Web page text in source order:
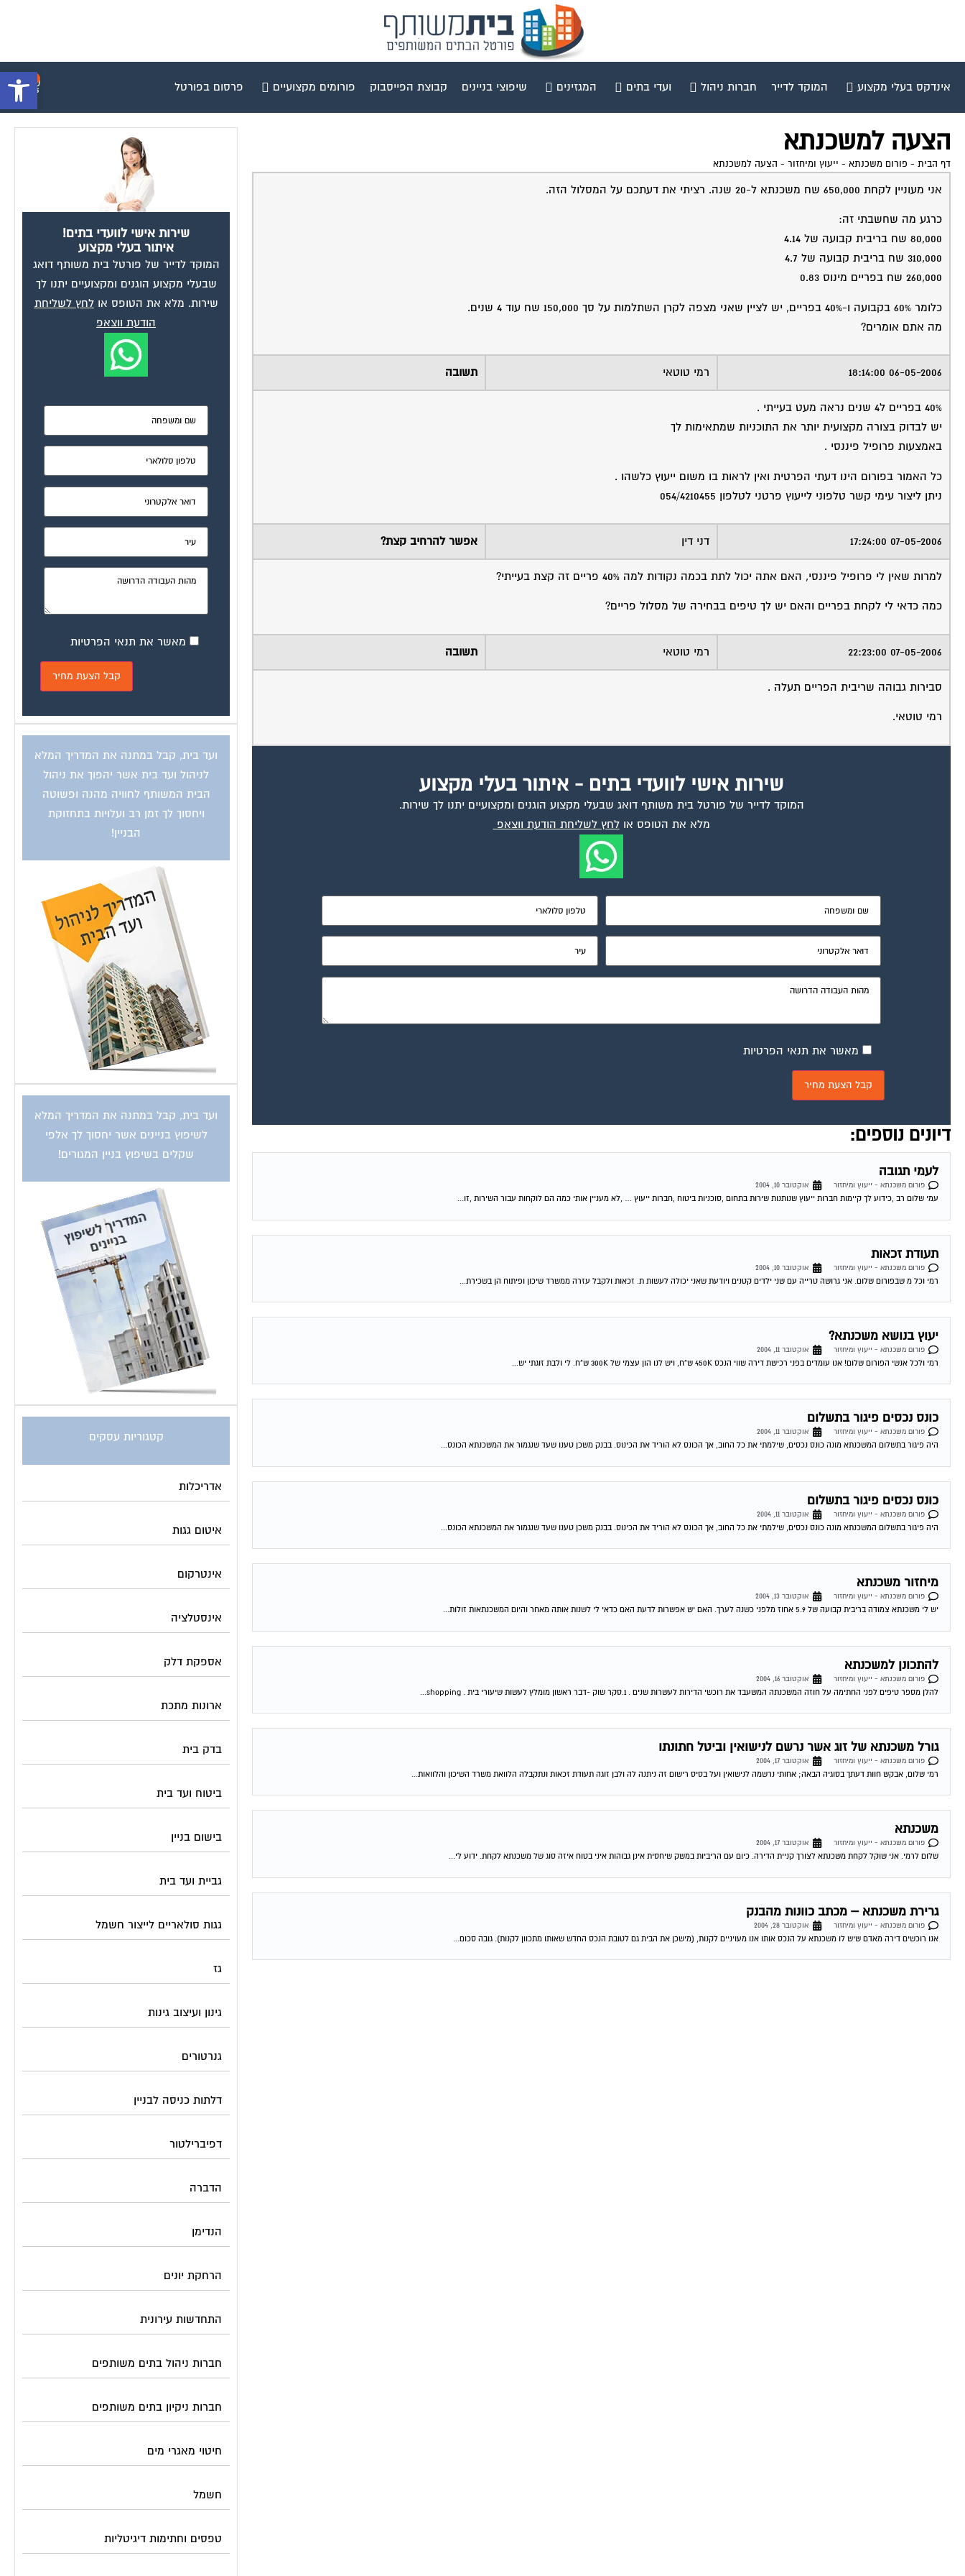
פתח אינדקס בעלי מקצוע המוקד לדייר חברות ניהול ועדי בתים המגזינים שיפוצי בניינים קבוצת הפייסבוק פורומים מקצועיים פרסום בפורטל
הצעה למשכנתא
דף הבית - פורום משכנתא - ייעוץ ומיחזור - הצעה למשכנתא
אני מעוניין לקחת 650,000 שח משכנתא ל-20 שנה. רציתי את דעתכם על המסלול הזה.
כרגע מה שחשבתי זה:
80,000 שח בריבית קבועה של 4.14
310,000 שח בריבית קבועה של 4.7
260,000 שח בפריים מינוס 0.83
כלומר 60% בקבועה ו-40% בפריים, יש לציין שאני מצפה לקרן השתלמות על סך 150,000 שח עוד 4 שנים.
מה אתם אומרים?
06-05-2006 18:14:00 רמי טוטאי תשובה
40% בפריים ל4 שנים נראה מעט בעייתי .
יש לבדוק בצורה מקצועית יותר את התוכניות שמתאימות לך
באמצעות פרופיל פיננסי .
כל האמור בפורום הינו דעתי הפרטית ואין לראות בו משום ייעוץ כלשהו .
ניתן ליצור עימי קשר טלפוני לייעוץ פרטני לטלפון 054/4210455
07-05-2006 17:24:00 דני דין אפשר להרחיב קצת?
למרות שאין לי פרופיל פיננסי, האם אתה יכול לתת בכמה נקודות למה 40% פריים זה קצת בעייתי?
כמה כדאי לי לקחת בפריים והאם יש לך טיפים בבחירה של מסלול פריים?
07-05-2006 22:23:00 רמי טוטאי תשובה
סבירות גבוהה שריבית הפריים תעלה .
רמי טוטאי.
שירות אישי לוועדי בתים - איתור בעלי מקצוע
המוקד לדייר של פורטל בית משותף דואג שבעלי מקצוע הוגנים ומקצועיים יתנו לך שירות.
מלא את הטופס אולחץ לשליחת הודעת ווצאפ
מאשר את תנאי הפרטיות
דיונים נוספים:
לעמי תגובה
פורום משכנתא - ייעוץ ומיחזור
אוקטובר 10, 2004
עמי שלום רב ,כידוע לך קיימות חברות ייעוץ שנותנות שירות בתחום ,סוכניות ביטוח ,חברות ייעוץ … ,לא מעניין אותי כמה הם לוקחות עבור השירות ,זו...
תעודת זכאות
פורום משכנתא - ייעוץ ומיחזור
אוקטובר 10, 2004
רמי וכל מ שבפורום שלום. אני גרושה טרייה עם שני ילדים קטנים ויודעת שאני יכולה לעשות ת. זכאות ולקבל עזרה ממשרד שיכון ופיתוח הן בשכירת...
יעוץ בנושא משכנתא?
פורום משכנתא - ייעוץ ומיחזור
אוקטובר 11, 2004
רמי ולכל אנשי הפורום שלום! אנו עומדים בפני רכישת דירה שווי הנכס 450K ש"ח, ויש לנו הון עצמי של 300K ש"ח. לי ולבת זוגתי יש...
כונס נכסים פיגור בתשלום
פורום משכנתא - ייעוץ ומיחזור
אוקטובר 11, 2004
היה פיגור בתשלום המשכנתא מונה כונס נכסים, שילמתי את כל החוב, אך הכונס לא הוריד את הכינוס. בבנק משכן טענו שעד שנגמור את המשכנתא הכונס...
כונס נכסים פיגור בתשלום
פורום משכנתא - ייעוץ ומיחזור
אוקטובר 11, 2004
היה פיגור בתשלום המשכנתא מונה כונס נכסים, שילמתי את כל החוב, אך הכונס לא הוריד את הכינוס. בבנק משכן טענו שעד שנגמור את המשכנתא הכונס...
מיחזור משכנתא
פורום משכנתא - ייעוץ ומיחזור
אוקטובר 13, 2004
יש לי משכנתא צמודה בריבית קבועה של 5.9 אחוז מלפני כשנה לערך. האם יש אפשרות לדעת האם כדאי לי לשנות אותה מאחר והיום המשכנתאות זולות...
להתכונן למשכנתא
פורום משכנתא - ייעוץ ומיחזור
אוקטובר 16, 2004
להלן מספר טיפים לפני החתימה על חוזה המשכנתה המשעבד את רוכשי הדירות לעשרות שנים . 1.סקר שוק -דבר ראשון מומלץ לעשות שיעורי בית . shopping...
גורל משכנתא של זוג אשר נרשם לנישואין וביטל חתונתו
פורום משכנתא - ייעוץ ומיחזור
אוקטובר 17, 2004
רמי שלום, אבקש חוות דעתך בסוגיה הבאה; אחותי נרשמה לנישואין ועל בסיס רישום זה ניתנה לה ולבן זוגה תעודת זכאות ונתקבלה הלוואת משרד השיכון והלוואות...
משכנתא
פורום משכנתא - ייעוץ ומיחזור
אוקטובר 17, 2004
שלום לרמי. אני שוקל לקחת משכנתא לצורך קניית הדירה. כיום עם הריביות במשק שיחסית אינן גבוהות איני בטוח איזה סוג של משכנתא לקחת. ידוע לי...
גרירת משכנתא – מכתב כוונות מהבנק
פורום משכנתא - ייעוץ ומיחזור
אוקטובר 28, 2004
אנו רוכשים דירה מאדם שיש לו משכנתא על הנכס אותו אנו מעויניים לקנות, (מישכן את הבית גם לטובת הנכס החדש שאותו מתכוון לקנות). גובה סכום...
שירות אישי לוועדי בתים!
איתור בעלי מקצוע
המוקד לדייר של פורטל בית משותף דואג
שבעלי מקצוע הוגנים ומקצועיים יתנו לך
שירות. מלא את הטופס אולחץ לשליחת
הודעת ווצאפ
מאשר את תנאי הפרטיות
ועד בית, קבל במתנה את המדריך המלא
לניהול ועד בית אשר יהפוך את ניהול
הבית המשותף לחוויה מהנה ופשוטה
ויחסוך לך זמן רב ועלויות בתחזוקת
הבניין!
ועד בית, קבל במתנה את המדריך המלא
לשיפוץ בניינים אשר יחסוך לך אלפי
שקלים בשיפוץ בניין המגורים!
קטגוריות עסקים
אדריכלות
איטום גגות
אינטרקום
אינסטלציה
אספקת דלק
ארונות מתכת
בדק בית
ביטוח ועד בית
בישום בניין
גביית ועד בית
גגות סולאריים לייצור חשמל
גז
גינון ועיצוב גינות
גנרטורים
דלתות כניסה לבניין
דפיברילטור
הדברה
הנדימן
הרחקת יונים
התחדשות עירונית
חברות ניהול בתים משותפים
חברות ניקיון בתים משותפים
חיטוי מאגרי מים
חשמל
טפסים וחתימות דיגיטליות